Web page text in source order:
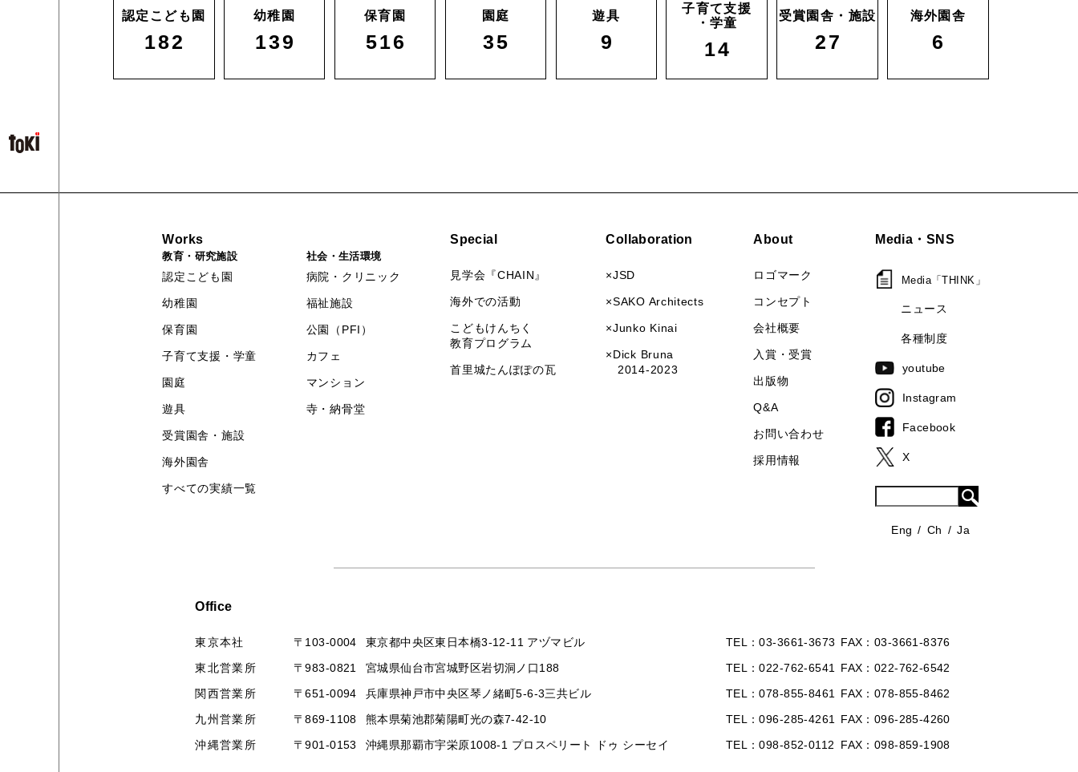
認定こども園
182
幼稚園
139
保育園
516
園庭
35
遊具
9
子育て支援
・学童
14
受賞園舎・施設
27
海外園舎
6
Works
教育・研究施設
認定こども園
幼稚園
保育園
子育て支援・学童
園庭
遊具
受賞園舎・施設
海外園舎
すべての実績一覧
社会・生活環境
病院・クリニック
福祉施設
公園（PFI）
カフェ
マンション
寺・納骨堂
Special
見学会『CHAIN』
海外での活動
こどもけんちく
教育プログラム
首里城たんぽぽの瓦
Collaboration
×JSD
×SAKO Architects
×Junko Kinai
×Dick Bruna
2014-2023
About
ロゴマーク
コンセプト
会社概要
入賞・受賞
出版物
Q&A
お問い合わせ
採用情報
Media・SNS
Media「THINK」
ニュース
各種制度
youtube
Instagram
Facebook
X
Eng Ch Ja
Office
東京本社 〒103-0004 東京都中央区東日本橋3-12-11 アヅマビル TEL 03-3661-3673 FAX 03-3661-8376
東北営業所 〒983-0821 宮城県仙台市宮城野区岩切洞ノ口188 TEL 022-762-6541 FAX 022-762-6542
関西営業所 〒651-0094 兵庫県神戸市中央区琴ノ緒町5-6-3三共ビル TEL 078-855-8461 FAX 078-855-8462
九州営業所 〒869-1108 熊本県菊池郡菊陽町光の森7-42-10 TEL 096-285-4261 FAX 096-285-4260
沖縄営業所 〒901-0153 沖縄県那覇市宇栄原1008-1 プロスペリート ドゥ シーセイ TEL 098-852-0112 FAX 098-859-1908